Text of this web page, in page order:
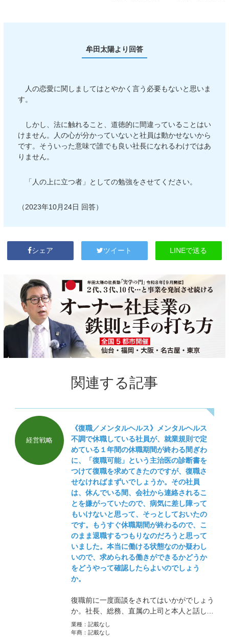
牟田太陽より回答
人の恋愛に関しましてはとやかく言う必要もないと思いま
す。
しかし、法に触れること、道徳的に間違っていることはい
けません。人の心が分かっていないと社員は動かせないから
です。そういった意味で誰でも良い社長になれるわけではあ
りません。
「人の上に立つ者」としての勉強をさせてください。
（2023年10月24日 回答）
シェア ツイート LINEで送る
関連する記事
経営戦略
《復職／メンタルヘルス》メンタルヘルス
不調で休職している社員が、就業規則で定
めている１年間の休職期間が終わる間ぎわ
に、「復職可能」という主治医の診断書を
つけて復職を求めてきたのですが、復職さ
せなければまずいでしょうか。その社員
は、休んでいる間、会社から連絡されるこ
とを嫌がっていたので、病気に差し障って
もいけないと思って、そっとしておいたの
です。もうすぐ休職期間が終わるので、こ
のまま退職するつもりなのだろうと思って
いました。本当に働ける状態なのか疑わし
いので、求められる働きができるかどうか
をどうやって確認したらよいのでしょう
か。
復職前に一度面談をされてはいかがでしょう
か。社長、総務、直属の上司と本人と話し合
うことをお薦めします。こちらが3人で会う
となると圧迫感があるのであれば、総務と直
業種： 記載なし
年商： 記載なし